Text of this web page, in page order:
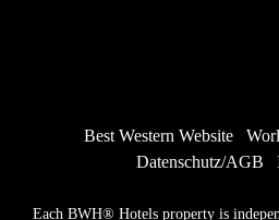
Best Western Website
Datenschutz/AGB
Each BWH® Hotels property is